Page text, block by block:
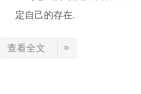
定自己的存在.
查看全文 »